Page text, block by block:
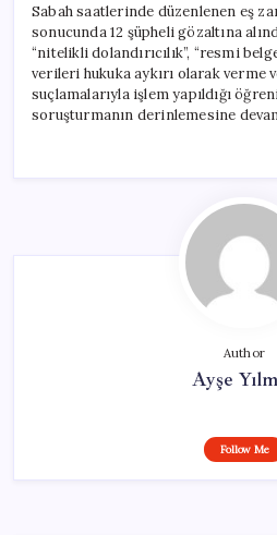
Sabah saatlerinde düzenlenen eş
sonucunda 12 şüpheli gözaltına
“nitelikli dolandırıcılık”, “resmi
verileri hukuka aykırı olarak verme
suçlamalarıyla işlem yapıldığı
soruşturmanın derinlemesine
Author
Ayşe
Follow Me